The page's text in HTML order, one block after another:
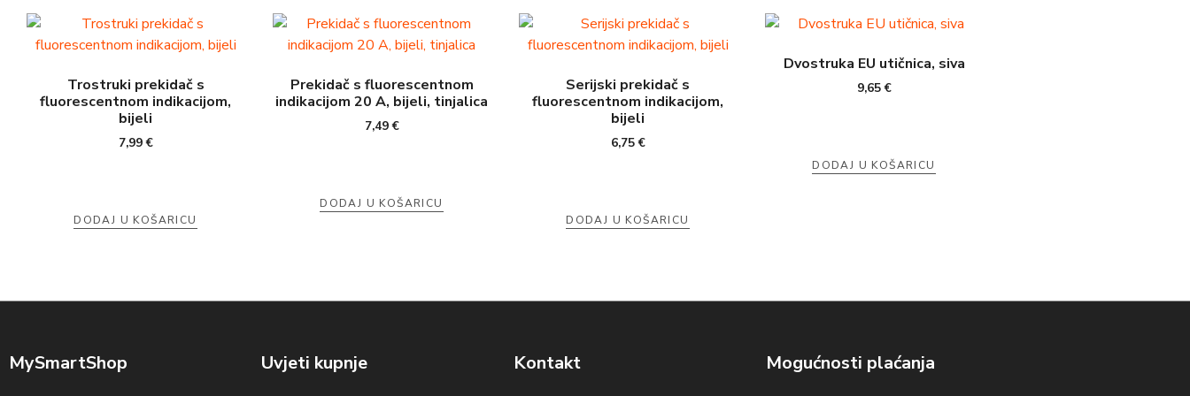
Trostruki prekidač s
fluorescentnom indikacijom,
bijeli
7,99€
DODAJ U KOŠARICU
Prekidač s fluorescentnom
indikacijom 20 A, bijeli, tinjalica
7,49€
DODAJ U KOŠARICU
Serijski prekidač s
fluorescentnom indikacijom,
bijeli
6,75€
DODAJ U KOŠARICU
Dvostruka EU utičnica, siva
9,65€
DODAJ U KOŠARICU
MySmartShop Uvjeti kupnje Kontakt Mogućnosti plaćanja